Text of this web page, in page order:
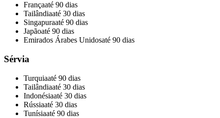
Françaaté 90 dias
Tailândiaaté 30 dias
Singapuraaté 90 dias
Japãoaté 90 dias
Emirados Árabes Unidosaté 90 dias
Sérvia
Turquiaaté 90 dias
Tailândiaaté 30 dias
Indonésiaaté 30 dias
Rússiaaté 30 dias
Tunísiaaté 90 dias